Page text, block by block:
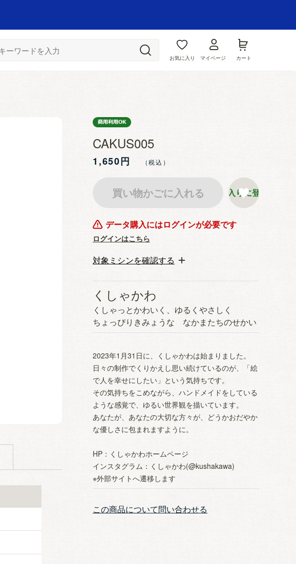
お気に入り マイページ カート
CAKUS005
1,650円
データ購入にはログインが必要です
買い物かごに入れる
ログインはこちら
お気に入りに登録する
対象ミシンを確認する
くしゃかわ
くしゃっとかわいく、ゆるくやさしく
ちょっぴりきみょうな なかまたちのせかい
2023年1月31日に、くしゃかわは始まりました。
日々の制作でくりかえし思い続けているのが、「絵
で人を幸せにしたい」という気持ちです。
その気持ちをこめながら、ハンドメイドをしている
ような感覚で、ゆるい世界観を描いています。
あなたが、あなたの大切な方々が、どうかおだやか
な優しさに包まれますように。
HP： くしゃかわホームページ
インスタグラム： くしゃかわ(@kushakawa)
※外部サイトへ遷移します
この商品について問い合わせる